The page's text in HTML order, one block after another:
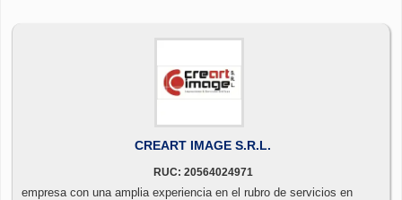
CREART IMAGE S.R.L.
RUC: 20564024971
empresa con una amplia experiencia en el rubro de servicios en